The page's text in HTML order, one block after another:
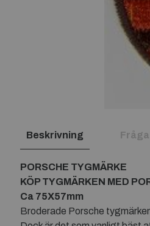
Beskrivning
PORSCHE TYGMÄRKE
KÖP TYGMÄRKEN MED
Ca 75X57mm
Broderade Porsche